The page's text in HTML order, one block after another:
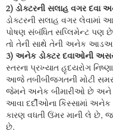
2) ડોક્ટરની સલાહ વગર દવા
ડોક્ટરની સલાહ વગર
પોષણ સંબંધિત સપ્લિમેન્ટ પણ
તો તેની સાથે તેની અનેક
3) અનેક ડોક્ટર દવાઓની
સ્તરના પ્રખ્યાત હૃદયરોગ
આજે તબીબીજગતની મોટી
જેમને અનેક બીમારીઓ છે અને
આવા દર્દીઓના કિસ્સામાં
કારણ વધતી ઉંમર માની લે છે,
છે.